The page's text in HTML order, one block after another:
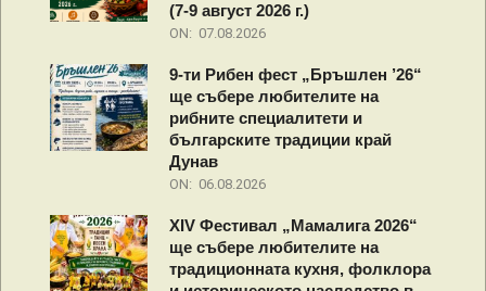
(7-9 август 2026 г.)
ON: 07.08.2026
9-ти Рибен фест „Бръшлен ’26“
ще събере любителите на
рибните специалитети и
българските традиции край
Дунав
ON: 06.08.2026
XIV Фестивал „Мамалига 2026“
ще събере любителите на
традиционната кухня, фолклора